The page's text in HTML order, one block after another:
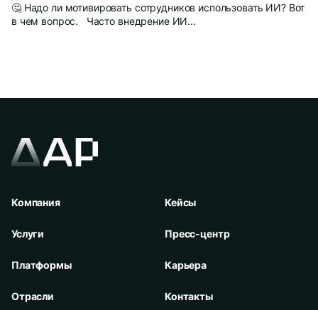
🤔 Надо ли мотивировать сотрудников использовать ИИ? Вот
в чем вопрос. Часто внедрение ИИ...
Компания
Услуги
Платформы
Отрасли
Кейсы
Пресс-центр
Карьера
Контакты